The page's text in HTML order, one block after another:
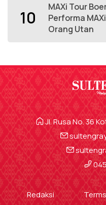
10
MAXi Tour
Performa
Orang Utan
Jl. Rusa No. 36
Redaksi